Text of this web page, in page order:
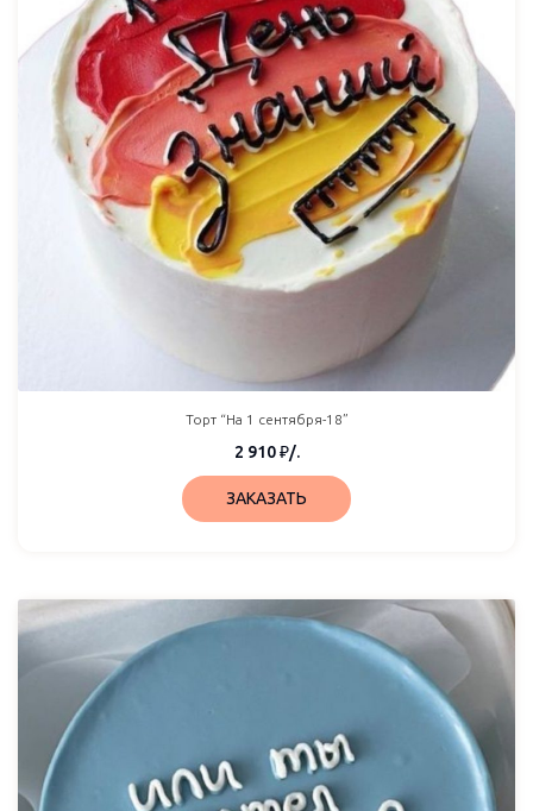
Торт “На 1 сентября-18”
2 910₽/.
ЗАКАЗАТЬ